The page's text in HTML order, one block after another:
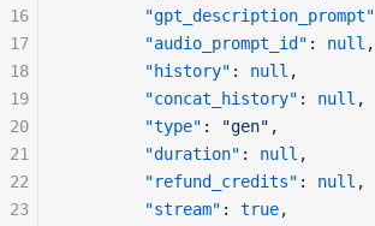
"gpt_description_prompt"
"audio_prompt_id" : null ,
"history" : null ,
"concat_history" : null ,
"type" : "gen" ,
"duration" : null ,
"refund_credits" : null ,
"stream" : true,
16
17
18
19
20
21
22
23